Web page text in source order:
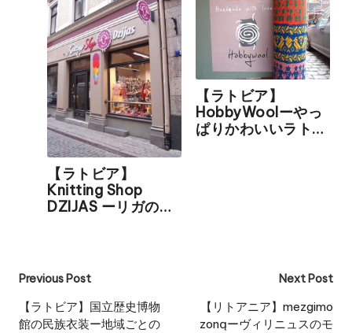
【ラトビア】
Knitting Shop
DZIJAS ーリガの旧
【ラトビア】
HobbyWoolーやっ
ぱりかわいいラトビ
Post
navigation
Previous Post
【ラトビア】国立歴史博物
館の民族衣装ー地域ごとの
Next Post
【リトアニア】mezgimo
zonąーヴィリニュスのモ